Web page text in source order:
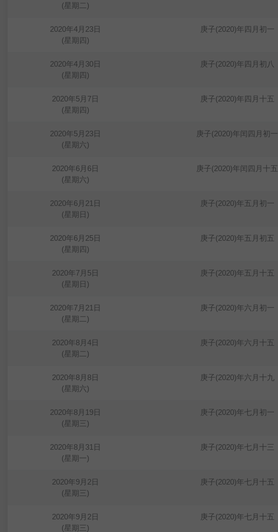
(星期二)
2020年4月23日
(星期四)
庚子(2020)年四月初一
2020年4月30日
(星期四)
庚子(2020)年四月初八
2020年5月7日
(星期四)
庚子(2020)年四月十五
2020年5月23日
(星期六)
庚子(2020)年闰四月初一
2020年6月6日
(星期六)
庚子(2020)年闰四月十五
2020年6月21日
(星期日)
庚子(2020)年五月初一
2020年6月25日
(星期四)
庚子(2020)年五月初五
2020年7月5日
(星期日)
庚子(2020)年五月十五
2020年7月21日
(星期二)
庚子(2020)年六月初一
2020年8月4日
(星期二)
庚子(2020)年六月十五
2020年8月8日
(星期六)
庚子(2020)年六月十九
2020年8月19日
(星期三)
庚子(2020)年七月初一
2020年8月31日
(星期一)
庚子(2020)年七月十三
2020年9月2日
(星期三)
庚子(2020)年七月十五
2020年9月2日
(星期三)
庚子(2020)年七月十五